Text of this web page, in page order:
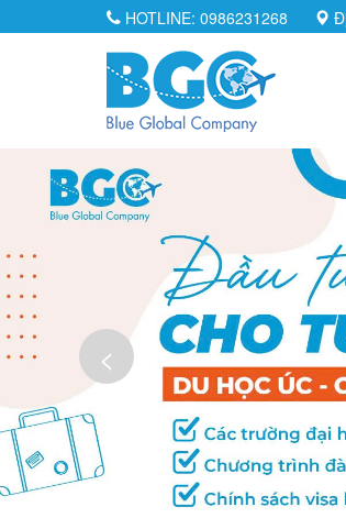
HOTLINE: 0986231268
<